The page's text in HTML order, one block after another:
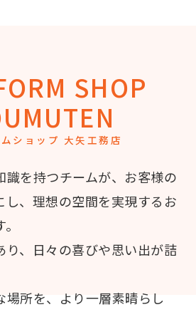
SHOP
ショップ 大矢工務店
識を持つチームが、お客様の
し、理想の空間を実現するお
り、日々の喜びや思い出が詰
場所を、より一層素晴らし